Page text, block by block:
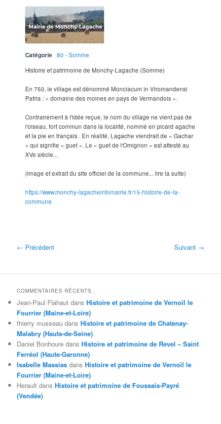
Catégorie
80 - Somme
Histoire et patrimoine de Monchy-Lagache (Somme)
En 750, le village est dénommé Monciacum in Viromandensi
Patria : « domaine des moines en pays de Vermandois ».
Contrairement à l'idée reçue, le nom du village ne vient pas de
l'oiseau, fort commun dans la localité, nommé en picard agache
et la pie en français . En réalité, Lagache viendrait de « Gachar
» qui signifie « guet ». Le « guet de l'Omignon » est attesté au
XVe siècle...
(image et extrait du site officiel de la commune... lire la suite)
https://www.monchy-lagacheinfomairie.fr/15-histoire-de-la-
commune
← Précédent Suivant →
COMMENTAIRES RÉCENTS
Jean-Paul Flahaut dansHistoire et patrimoine de Vernoil le
Fourrier (Maine-et-Loire)
thierry musseau dansHistoire et patrimoine de Chatenay-
Malabry (Hauts-de-Seine)
Daniel Bonhoure dansHistoire et patrimoine de Revel – Saint
Ferréol (Haute-Garonne)
Isabelle Massias dansHistoire et patrimoine de Vernoil le
Fourrier (Maine-et-Loire)
Herault dansHistoire et patrimoine de Foussais-Payré
(Vendée)